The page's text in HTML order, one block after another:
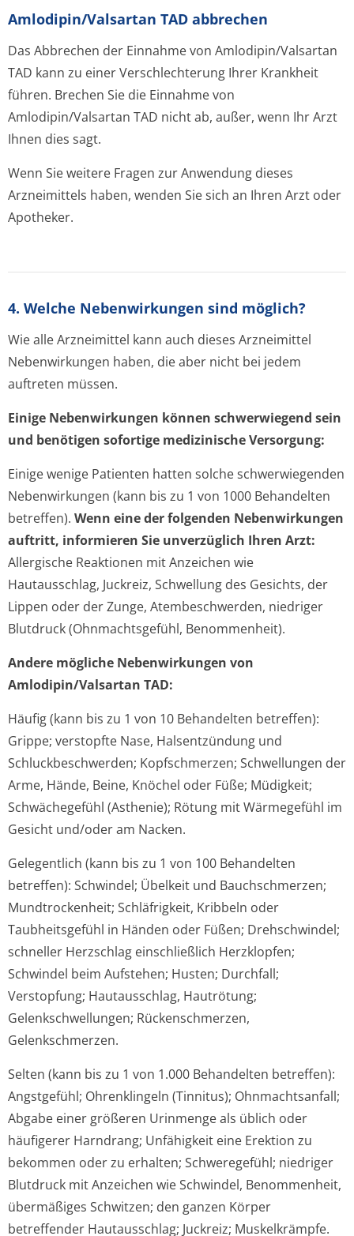
Amlodipin/Valsartan TAD abbrechen
Das Abbrechen der Einnahme von Amlodipin/Valsartan
TAD kann zu einer Verschlechterung Ihrer Krankheit
führen. Brechen Sie die Einnahme von
Amlodipin/Valsartan TAD nicht ab, außer, wenn Ihr Arzt
Ihnen dies sagt.
Wenn Sie weitere Fragen zur Anwendung dieses
Arzneimittels haben, wenden Sie sich an Ihren Arzt oder
Apotheker.
4. Welche Nebenwirkungen sind möglich?
Wie alle Arzneimittel kann auch dieses Arzneimittel
Nebenwirkungen haben, die aber nicht bei jedem
auftreten müssen.
Einige Nebenwirkungen können schwerwiegend sein
und benötigen sofortige medizinische Versorgung:
Einige wenige Patienten hatten solche schwerwiegenden
Nebenwirkungen (kann bis zu 1 von 1000 Behandelten
betreffen). Wenn eine der folgenden Nebenwirkungen
auftritt, informieren Sie unverzüglich Ihren Arzt:
Allergische Reaktionen mit Anzeichen wie
Hautausschlag, Juckreiz, Schwellung des Gesichts, der
Lippen oder der Zunge, Atembeschwerden, niedriger
Blutdruck (Ohnmachtsgefühl, Benommenheit).
Andere mögliche Nebenwirkungen von
Amlodipin/Valsartan TAD:
Häufig (kann bis zu 1 von 10 Behandelten betreffen):
Grippe; verstopfte Nase, Halsentzündung und
Schluckbeschwerden; Kopfschmerzen; Schwellungen der
Arme, Hände, Beine, Knöchel oder Füße; Müdigkeit;
Schwächegefühl (Asthenie); Rötung mit Wärmegefühl im
Gesicht und/oder am Nacken.
Gelegentlich (kann bis zu 1 von 100 Behandelten
betreffen): Schwindel; Übelkeit und Bauchschmerzen;
Mundtrockenheit; Schläfrigkeit, Kribbeln oder
Taubheitsgefühl in Händen oder Füßen; Drehschwindel;
schneller Herzschlag einschließlich Herzklopfen;
Schwindel beim Aufstehen; Husten; Durchfall;
Verstopfung; Hautausschlag, Hautrötung;
Gelenkschwellungen; Rückenschmerzen,
Gelenkschmerzen.
Selten (kann bis zu 1 von 1.000 Behandelten betreffen):
Angstgefühl; Ohrenklingeln (Tinnitus); Ohnmachtsanfall;
Abgabe einer größeren Urinmenge als üblich oder
häufigerer Harndrang; Unfähigkeit eine Erektion zu
bekommen oder zu erhalten; Schweregefühl; niedriger
Blutdruck mit Anzeichen wie Schwindel, Benommenheit,
übermäßiges Schwitzen; den ganzen Körper
betreffender Hautausschlag; Juckreiz; Muskelkrämpfe.